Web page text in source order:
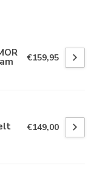
€159,95
€149,00